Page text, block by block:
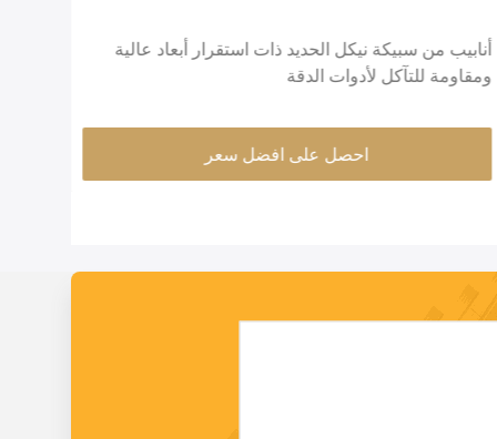
أنابيب من سبيكة نيكل الحديد ذات استقرار أبعاد عالية
ومقاومة للتآكل لأدوات الدقة
احصل على افضل سعر